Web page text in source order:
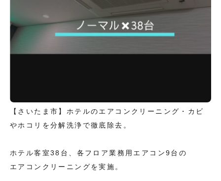
【さいたま市】ホテルのエアコンクリーニング・カビ
やホコリを分解洗浄で徹底除去。
ホテル客室38台、各フロア業務用エアコン9台の
エアコンクリーニングを実施。